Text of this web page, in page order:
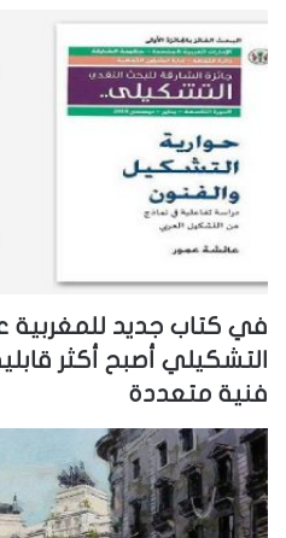
في كتاب جديد للمغربية
التشكيلي أصبح أكثر
فنية متعددة